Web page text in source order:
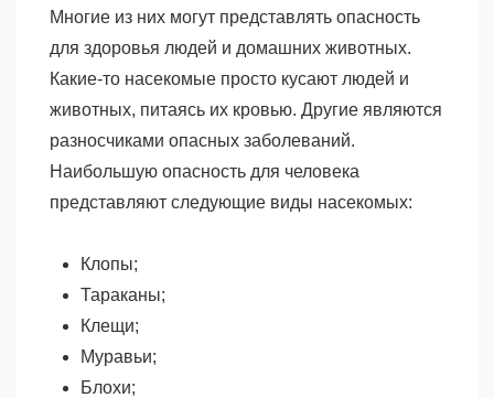
Многие из них могут представлять опасность
для здоровья людей и домашних животных.
Какие-то насекомые просто кусают людей и
животных, питаясь их кровью. Другие являются
разносчиками опасных заболеваний.
Наибольшую опасность для человека
представляют следующие виды насекомых:
Клопы;
Тараканы;
Клещи;
Муравьи;
Блохи;